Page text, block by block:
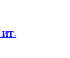
ИТ-